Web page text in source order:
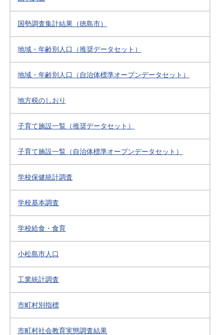
国勢調査集計結果（徳島市）
地域・年齢別人口（推奨データセット）
地域・年齢別人口（自治体標準オープンデータセット）
地方税のしおり
子育て施設一覧（推奨データセット）
子育て施設一覧（自治体標準オープンデータセット）
学校保健統計調査
学校基本調査
学校給食・食育
小松島市人口
工業統計調査
市町村別指標
市町村社会教育実態調査結果